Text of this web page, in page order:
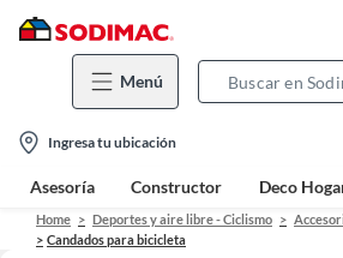
Menú
location-
icon
Ingresa tu ubicación
Asesoría Constructor Deco
Home Deportes y aire libre - Ciclismo
Candados para bicicleta